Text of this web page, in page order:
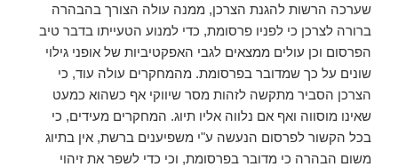
שערכה הרשות להגנת הצרכן, ממנה עולה הצורך בהבהרה
ברורה לצרכן כי לפניו פרסומת, כדי למנוע הטעייתו בדבר טיב
הפרסום וכן עולים ממצאים לגבי האפקטיביות של אופני גילוי
שונים על כך שמדובר בפרסומת. מהמחקרים עולה עוד, כי
הצרכן הסביר מתקשה לזהות מסר שיווקי אף כשהוא כמעט
שאינו מוסווה ואף אם נלווה אליו תיוג. המחקרים מעידים, כי
בכל הקשור לפרסום הנעשה ע"י משפיענים ברשת, אין בתיוג
משום הבהרה כי מדובר בפרסומת, וכי כדי לשפר את זיהוי